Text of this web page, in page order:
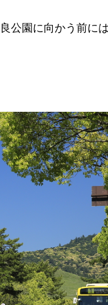
公園に向かう前に